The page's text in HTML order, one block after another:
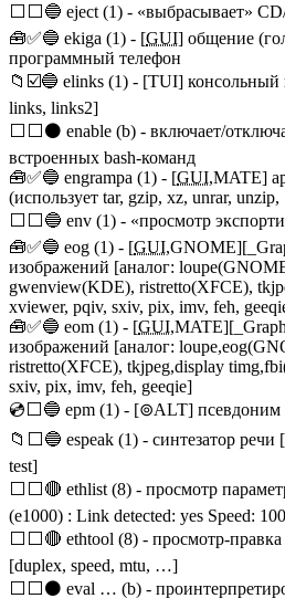
⬜⬜🔵 eject (1) - «выбрасывает»
🧰✅🔵 ekiga (1) - [GUI] общение
программный телефон
📁☑️🔵 elinks (1) - [TUI] консольный
links, links2]
⬜⬜⚫ enable (b) - включает/
встроенных bash-команд
🧰✅🔵 engrampa (1) - [GUI,MATE]
(использует tar, gzip, xz, unrar,
⬜⬜🔵 env (1) - «просмотр
🧰✅🔵 eog (1) - [GUI
изображений [аналог:
gwenview(KDE), ristretto(XFCE),
xviewer, pqiv, sxiv, pix, imv, feh,
🧰✅🔵 eom (1) - [GUI
изображений [аналог:
ristretto(XFCE), tkjpeg,display
sxiv, pix, imv, feh, geeqie]
💿⬜🔵 epm (1) - [⊚ALT] псевдоним
📁⬜🔵 espeak (1) - синтезатор
test]
⬜⬜🔴 ethlist (8) - просмотр
(e1000) : Link detected: yes Speed:
⬜⬜🔴 ethtool (8) - просмотр-
[duplex, speed, mtu, …]
⬜⬜⚫ eval … (b) -